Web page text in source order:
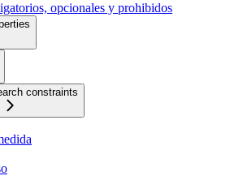
opcionales y prohibidos
constraints